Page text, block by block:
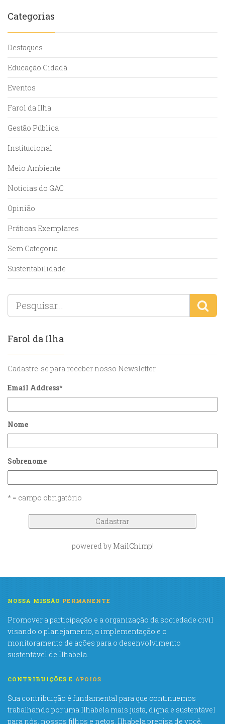
Categorias
Destaques
Educação Cidadã
Eventos
Farol da Ilha
Gestão Pública
Institucional
Meio Ambiente
Notícias do GAC
Opinião
Práticas Exemplares
Sem Categoria
Sustentabilidade
Farol da Ilha
Cadastre-se para receber nosso Newsletter
Email Address*
Nome
Sobrenome
* = campo obrigatório
powered by MailChimp!
NOSSA MISSÃO PERMANENTE
Promover a participação e a organização da sociedade civil
visando o planejamento, a implementação e o
monitoramento de ações para o desenvolvimento
sustentável de Ilhabela.
CONTRIBUIÇÕES E APOIOS
Sua contribuição é fundamental para que continuemos
trabalhando por uma Ilhabela mais justa, digna e sustentável
para nós, nossos filhos e netos. Ilhabela precisa de você.